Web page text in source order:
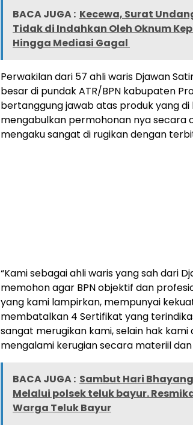
BACA JUGA : Kecewa, Surat
Tidak di Indahkan Oleh Oknum
Hingga Mediasi Gagal
Perwakilan dari 57 ahli waris Djawan
besar di pundak ATR/BPN kabupaten
bertanggung jawab atas produk yang
mengabulkan permohonan nya secara
mengaku sangat di rugikan dengan
“Kami sebagai ahli waris yang sah dari
memohon agar BPN objektif dan
yang kami lampirkan, mempunyai
membatalkan 4 Sertifikat yang
sangat merugikan kami, selain hak kami
mengalami kerugian secara materiil
BACA JUGA : Sambut Hari
Melalui polsek teluk bayur.
Warga Teluk Bayur